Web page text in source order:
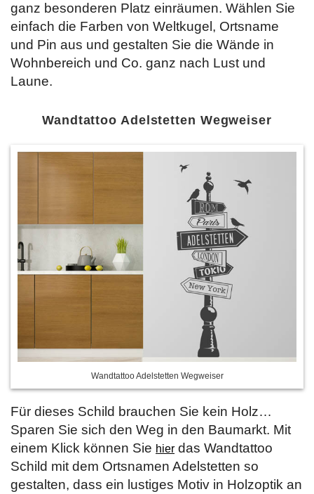
ganz besonderen Platz einräumen. Wählen Sie
einfach die Farben von Weltkugel, Ortsname
und Pin aus und gestalten Sie die Wände in
Wohnbereich und Co. ganz nach Lust und
Laune.
Wandtattoo Adelstetten Wegweiser
Wandtattoo Adelstetten Wegweiser
Für dieses Schild brauchen Sie kein Holz…
Sparen Sie sich den Weg in den Baumarkt. Mit
einem Klick können Sie hier das Wandtattoo
Schild mit dem Ortsnamen Adelstetten so
gestalten, dass ein lustiges Motiv in Holzoptik an